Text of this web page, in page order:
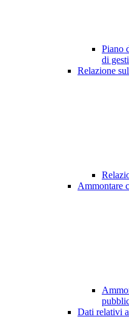
Piano
di
Relazione
Ammontare
Dati relativi